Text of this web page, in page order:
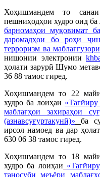
Хоҳишмандем то
пешниҳодҳои худро оид ба
барномаҳои муқовимат
даромадҳои бо роҳи
терроризм ва
нишонии электронии
ҳолати зарурӣ Шумо
36 88 тамос гиред.
Хоҳишмандем то 22
худро ба лоиҳаи
маблағҳои захираҳои
(азнавсуғуртакунӣ)» ба
ирсол намоед ва дар
630 06 38 тамос гиред.
Хоҳишмандем то 18
худро ба лоиҳаи
таносуби меъёри